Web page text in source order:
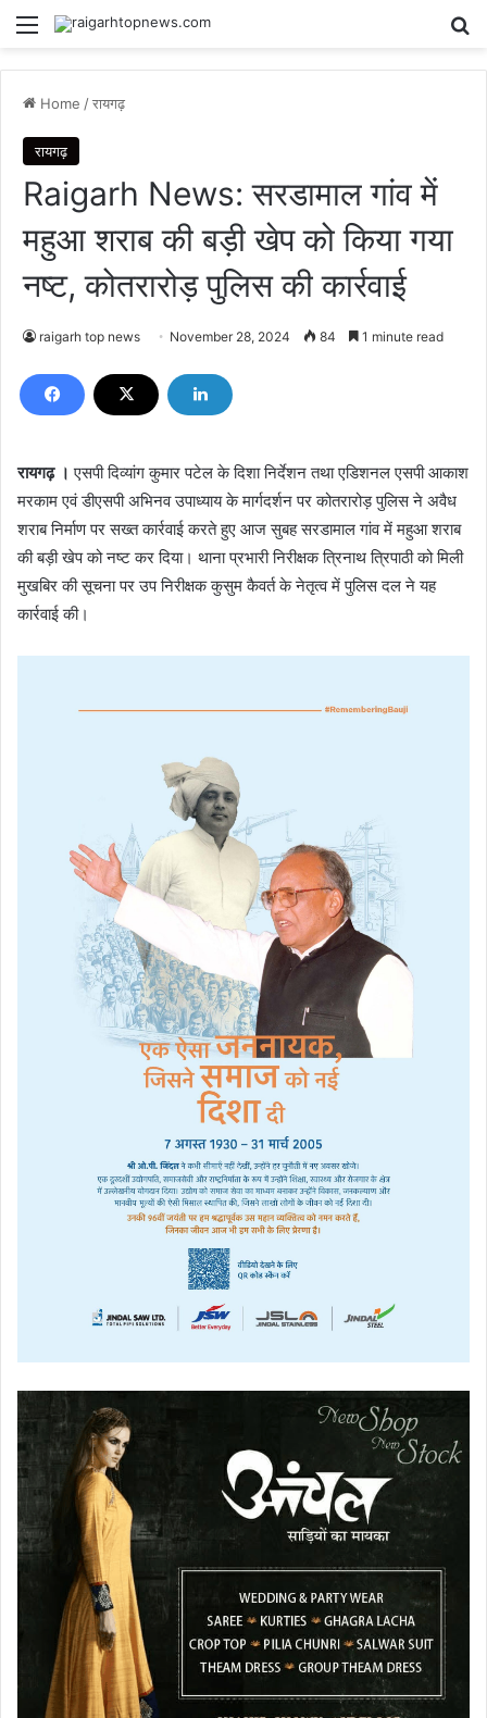
Menu
Home /रायगढ़
रायगढ़
Raigarh News: सरडामाल गांव में
महुआ शराब की बड़ी खेप को किया गया
नष्ट, कोतरारोड़ पुलिस की कार्रवाई
raigarh top news November 28, 2024 84 1 minute read
रायगढ़ । एसपी दिव्यांग कुमार पटेल के दिशा निर्देशन तथा एडिशनल एसपी आकाश
मरकाम एवं डीएसपी अभिनव उपाध्याय के मार्गदर्शन पर कोतरारोड़ पुलिस ने अवैध
शराब निर्माण पर सख्त कार्रवाई करते हुए आज सुबह सरडामाल गांव में महुआ शराब
की बड़ी खेप को नष्ट कर दिया। थाना प्रभारी निरीक्षक त्रिनाथ त्रिपाठी को मिली
मुखबिर की सूचना पर उप निरीक्षक कुसुम कैवर्त के नेतृत्व में पुलिस दल ने यह
कार्रवाई की।